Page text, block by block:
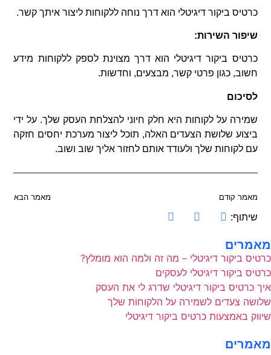
כרטיס ביקור דיגיטלי הוא דרך נוחה ללקוחות ליצור איתך קשר.
שיפור השירות:
כרטיס ביקור דיגיטלי הוא דרך מצוינת לספק ללקוחות מידע
חשוב, כגון פרטי קשר, מבצעים, וחדשות.
לסיכום
שמירה על לקוחות היא חלק חיוני להצלחת העסק שלך. על ידי
ביצוע שלושת הצעדים האלה, תוכל ליצור מערכת יחסים חזקה
עם לקוחות שלך ולעודד אותם לחזור אליך שוב ושוב.
מאמר קודם מאמר הבא
שיתוף:
מאמרים
כרטיס ביקור דיגיטלי – מה זה ולמה הוא מומלץ?
כרטיס ביקור דיגיטלי לעסקים
איך כרטיס ביקור דיגיטלי שדרג לי את העסק
שלושה צעדים לשמירה על הלקוחות שלך
שיווק באמצעות כרטיס ביקור דיגיטלי
מאמרים